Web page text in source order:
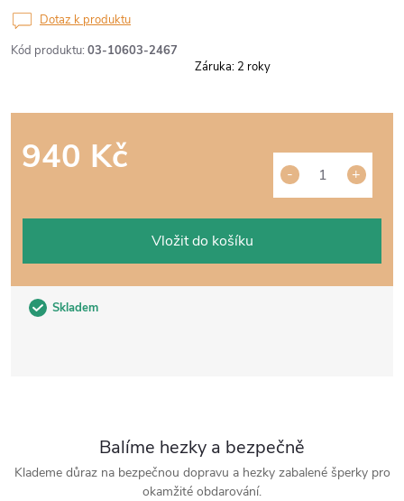
Kód produktu: 03-10603-2467
Skladem
940 Kč
Vložit do košíku
Dotaz k produktu
Záruka: 2 roky
Balíme hezky a bezpečně
Klademe důraz na bezpečnou dopravu a hezky zabalené šperky pro
okamžité obdarování.